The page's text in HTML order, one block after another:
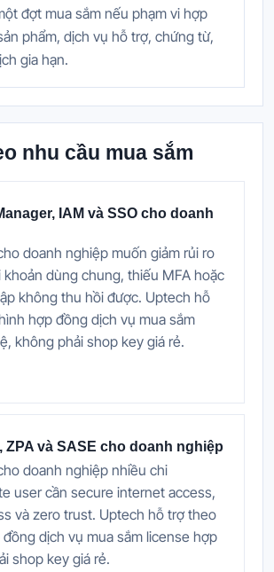
đợt mua sắm nếu phạm vi hợp
phẩm, dịch vụ hỗ trợ, chứng từ,
gia hạn.
nhu cầu mua sắm
IAM và SSO cho doanh
doanh nghiệp muốn giảm rủi ro
khoản dùng chung, thiếu MFA hoặc
không thu hồi được. Uptech hỗ
hợp đồng dịch vụ mua sắm
không phải shop key giá rẻ.
ZPA và SASE cho doanh nghiệp
doanh nghiệp nhiều chi
user cần secure internet access,
và zero trust. Uptech hỗ trợ theo
dịch vụ mua sắm license hợp
shop key giá rẻ.